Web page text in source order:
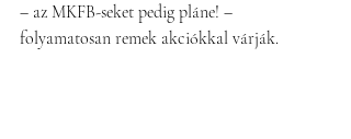
– az MKFB-seket pedig pláne! –
folyamatosan remek akciókkal várják.